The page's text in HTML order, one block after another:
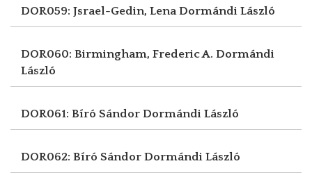
DOR059: Jsrael-Gedin, LenaDormándi László
DOR060: Birmingham, Frederic A. Dormándi
László
DOR061: Bíró Sándor Dormándi László
DOR062: Bíró Sándor Dormándi László